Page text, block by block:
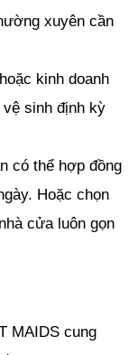
xuyên cần
kinh doanh
sinh định kỳ
có thể hợp đồng
Hoặc chọn
cửa luôn gọn
MAIDS cung